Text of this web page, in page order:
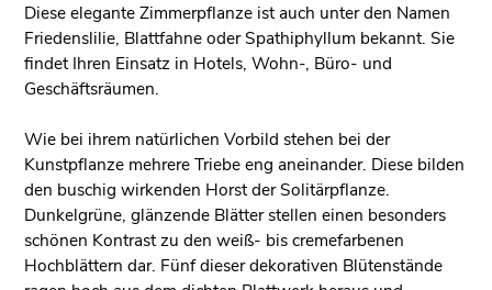
Diese elegante Zimmerpflanze ist auch unter den Namen
Friedenslilie, Blattfahne oder Spathiphyllum bekannt. Sie
findet Ihren Einsatz in Hotels, Wohn-, Büro- und
Geschäftsräumen.
Wie bei ihrem natürlichen Vorbild stehen bei der
Kunstpflanze mehrere Triebe eng aneinander. Diese bilden
den buschig wirkenden Horst der Solitärpflanze.
Dunkelgrüne, glänzende Blätter stellen einen besonders
schönen Kontrast zu den weiß- bis cremefarbenen
Hochblättern dar. Fünf dieser dekorativen Blütenstände